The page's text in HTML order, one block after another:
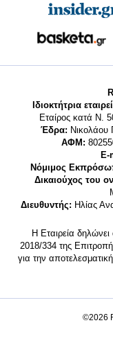
Ιδιοκτήτρια
Εταίρος κατά Ν.
Έδρα: Νικολάου
ΑΦΜ:
E-
Νόμιμος
Δικαιούχος του
Διευθυντής: Ηλίας
Η Εταιρεία
2018/334 της
για την
©2026